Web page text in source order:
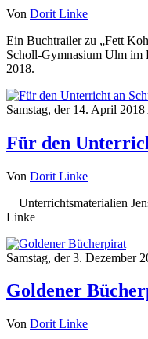
Von Dorit Linke
Ein Buchtrailer zu „Fett
Scholl-Gymnasium Ulm im
2018.
Samstag, der 14. April 2018
Für den
Von Dorit Linke
Unterrichtsmaterialien
Linke
Samstag, der 3. Dezember
Goldener
Von Dorit Linke